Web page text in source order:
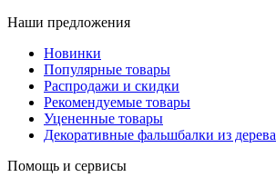
Наши предложения
Новинки
Популярные товары
Распродажи и скидки
Рекомендуемые товары
Уцененные товары
Декоративные фальшбалки из дерева
Помощь и сервисы